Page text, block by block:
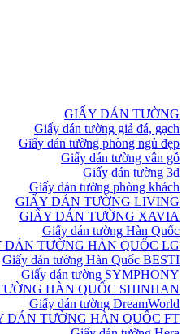
GIẤY DÁN TƯỜNG
Giấy dán tường giả đá, gạch
Giấy dán tường phòng ngủ đẹp
Giấy dán tường vân gỗ
Giấy dán tường 3d
Giấy dán tường phòng khách
GIẤY DÁN TƯỜNG LIVING
GIẤY DÁN TƯỜNG XAVIA
Giấy dán tường Hàn Quốc
DÁN TƯỜNG HÀN QUỐC LG
Giấy dán tường Hàn Quốc BESTI
Giấy dán tường SYMPHONY
HÀN QUỐC SHINHAN
Giấy dán tường DreamWorld
DÁN TƯỜNG HÀN QUỐC FT